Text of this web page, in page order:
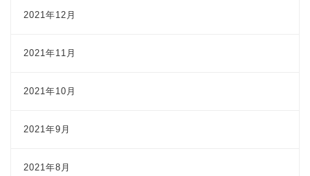
2021年12月
2021年11月
2021年10月
2021年9月
2021年8月